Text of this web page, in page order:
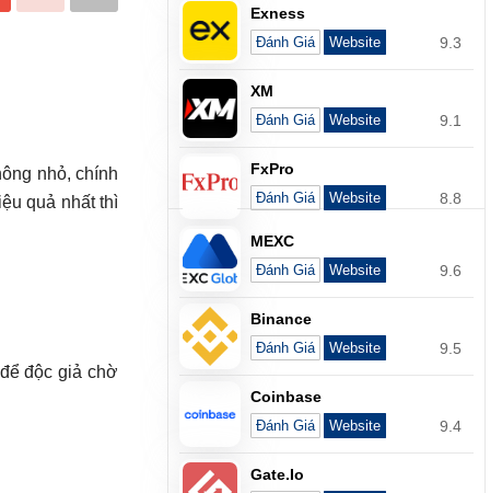
nhỏ, chính
quả nhất thì
độc giả chờ
Exness
Đánh Giá Website 9.3
XM
Đánh Giá Website 9.1
FxPro
Đánh Giá Website 8.8
MEXC
Đánh Giá Website 9.6
Binance
Đánh Giá Website 9.5
Coinbase
Đánh Giá Website 9.4
Gate.io